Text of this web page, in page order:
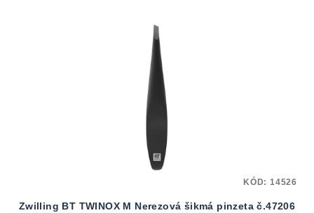
Zwilling BT TWINOX M Nerezová šikmá pinzeta č.47206
KÓD: 14526